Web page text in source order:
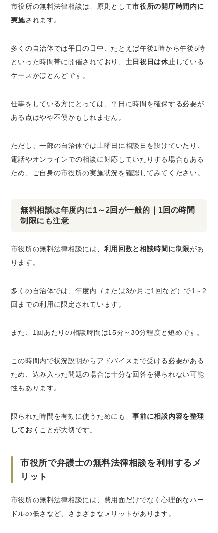
市役所の無料法律相談は、原則として市役所の開庁時間内に
実施されます。
多くの自治体では平日の日中、たとえば午後1時から午後5時
といった時間帯に開催されており、 土日祝日は休止 している
ケースがほとんどです。
仕事をしている方にとっては、平日に時間を確保する必要が
ある点はやや不便かもしれません。
ただし、一部の自治体では土曜日に相談日を設けていたり、
電話やオンラインでの相談に対応していたりする場合もある
ため、ご自身の市役所の実施状況を確認してみてください。
無料相談は年度内に1～2回が一般的｜1回の時間
制限にも注意
市役所の無料法律相談には、 利用回数と相談時間に制限があ
ります。
多くの自治体では、年度内（または3か月に1回など）で1～2
回までの利用に限定されています。
また、1回あたりの相談時間は15分～30分程度と短めです。
この時間内で状況説明からアドバイスまで受ける必要がある
ため、込み入った問題の場合は十分な回答を得られない可能
性もあります。
限られた時間を有効に使うためにも、事前に相談内容を整理
しておく ことが大切です。
市役所で弁護士の無料法律相談を利用するメ
リット
市役所の無料法律相談には、費用面だけでなく心理的なハー
ドルの低さなど、さまざまなメリットがあります。